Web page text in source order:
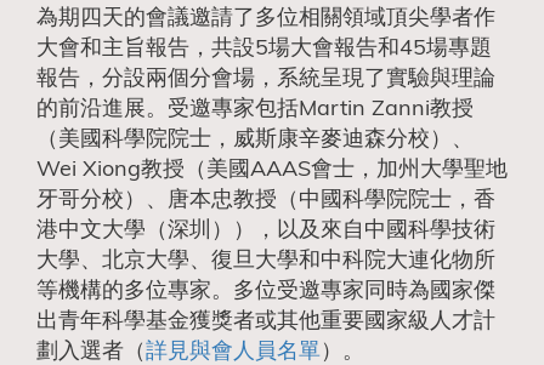
為期四天的會議邀請了多位相關領域頂尖學者作
大會和主旨報告，共設5場大會報告和45場專題
報告，分設兩個分會場，系統呈現了實驗與理論
的前沿進展。受邀專家包括Martin Zanni教授
（美國科學院院士，威斯康辛麥迪森分校）、
Wei Xiong教授（美國AAAS會士，加州大學聖地
牙哥分校）、唐本忠教授（中國科學院院士，香
港中文大學（深圳）），以及來自中國科學技術
大學、北京大學、復旦大學和中科院大連化物所
等機構的多位專家。多位受邀專家同時為國家傑
出青年科學基金獲獎者或其他重要國家級人才計
劃入選者（詳見與會人員名單）。